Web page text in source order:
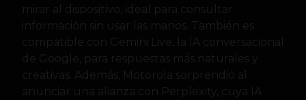
mirar al dispositivo, ideal para consultar
información sin usar las manos. También es
compatible con Gemini Live, la IA conversacional
de Google, para respuestas más naturales y
creativas. Además, Motorola sorprendió al
anunciar una alianza con Perplexity, cuya IA